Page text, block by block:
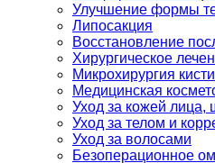
Улучшение формы
Липосакция
Восстановление
Хирургическое
Микрохирургия кисти
Медицинская
Уход за кожей лица,
Уход за телом и
Уход за волосами
Безоперационное